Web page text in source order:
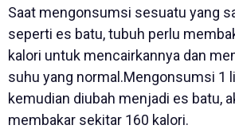
Saat mengonsumsi sesuatu yang
seperti es batu, tubuh perlu
kalori untuk mencairkannya dan
suhu yang normal.Mengonsumsi 1
kemudian diubah menjadi es batu,
membakar sekitar 160 kalori.